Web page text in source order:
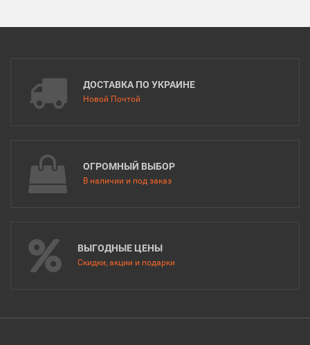
ДОСТАВКА ПО УКРАИНЕ
Новой Почтой
ОГРОМНЫЙ ВЫБОР
В наличии и под заказ
ВЫГОДНЫЕ ЦЕНЫ
Скидки, акции и подарки